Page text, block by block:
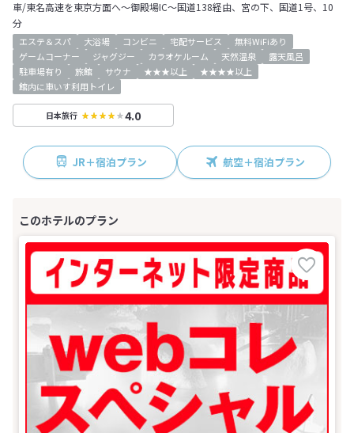
車/東名高速を東京方面へ～御殿場IC～国道138経由、宮の下、国道1号、10
分
エステ＆スパ 大浴場 コンビニ 宅配サービス
無料WiFiあり
ゲームコーナー
ジャグジー カラオケルーム 天然温泉
露天風呂
駐車場有り
旅館 サウナ ★★★以上
★★★★以上
館内に車いす利用トイレ
日本旅行 4.0
JR＋宿泊プラン 航空＋宿泊プラン